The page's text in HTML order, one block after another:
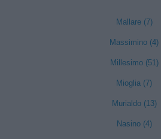
Mallare (7)
Massimino (4)
Millesimo (51)
Mioglia (7)
Murialdo (13)
Nasino (4)